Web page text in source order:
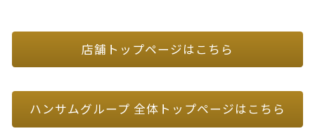
店舗トップページはこちら
ハンサムグループ 全体トップページはこちら